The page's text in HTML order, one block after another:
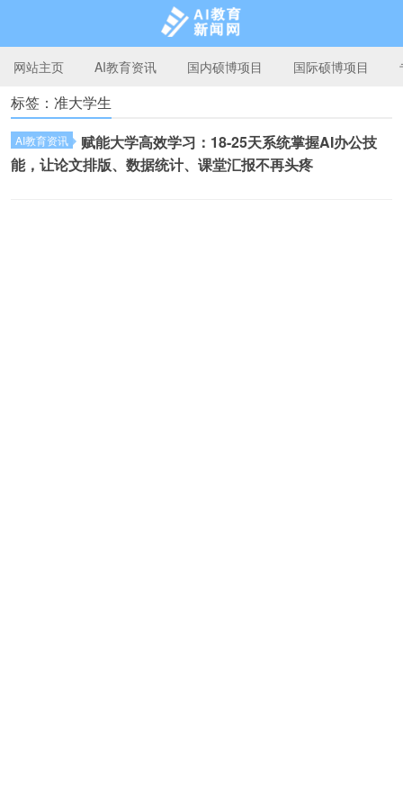
AI教育新闻网
网站主页 AI教育资讯 国内硕博项目 国际硕博项目
标签：准大学生
AI教育资讯
赋能大学高效学习：18-25天系统掌握AI办公技
能，让论文排版、数据统计、课堂汇报不再头疼